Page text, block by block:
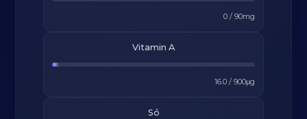
0/ 90mg
Vitamin A
16.0/ 900μg
Só